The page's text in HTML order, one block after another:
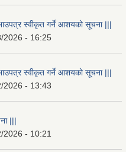
स्वीकृत गर्ने आशयको सूचना |||
2026 - 16:25
स्वीकृत गर्ने आशयको सूचना |||
2026 - 13:43
|||
2026 - 10:21